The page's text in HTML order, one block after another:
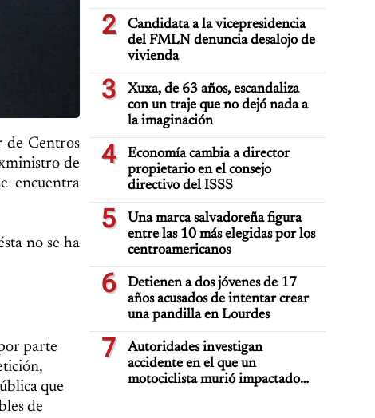
de Centros
de
encuentra
no se ha
parte
que
de
TPS
2
Candidata a la vicepresidencia
del FMLN denuncia desalojo de
vivienda
3
Xuxa, de 63 años, escandaliza
con un traje que no dejó nada a
la imaginación
4
Economía cambia a director
propietario en el consejo
directivo del ISSS
5
Una marca salvadoreña figura
entre las 10 más elegidas por los
centroamericanos
6
Detienen a dos jóvenes de 17
años acusados de intentar crear
una pandilla en Lourdes
7
Autoridades investigan
accidente en el que un
motociclista murió impactado